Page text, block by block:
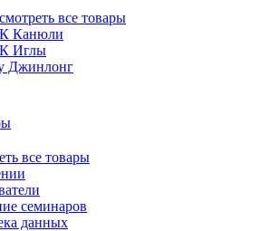
все товары
Канюли
Иглы
Джинлонг
все товары
семинаров
данных